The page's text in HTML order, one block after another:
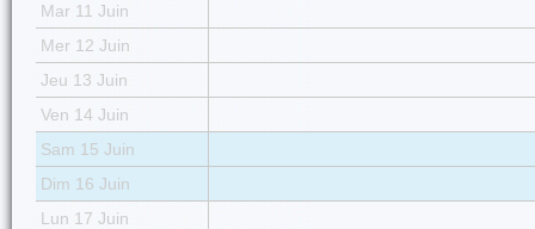
Mar 11 Juin
Mer 12 Juin
Jeu 13 Juin
Ven 14 Juin
Sam 15 Juin
Dim 16 Juin
Lun 17 Juin